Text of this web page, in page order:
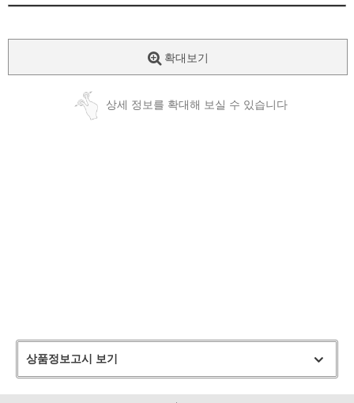
확대보기
상세 정보를 확대해 보실 수 있습니다
상품정보고시 보기